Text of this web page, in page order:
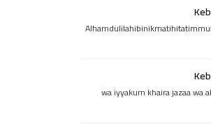
wa iyyakum khaira jazaa wa